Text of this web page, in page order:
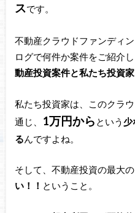
スです。
不動産クラウドファンディ
ログで何件か案件をご紹介
動産投資案件と私たち投資
私たち投資家は、このクラ
通じ、
1万円から という 少
るんですよね。
そして、不動産投資の最大の
い！！ ということ。